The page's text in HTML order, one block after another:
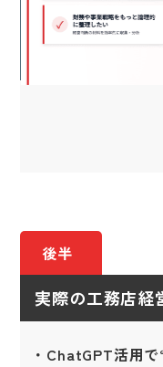
後半
実際の工務店経
・ChatGPT活用